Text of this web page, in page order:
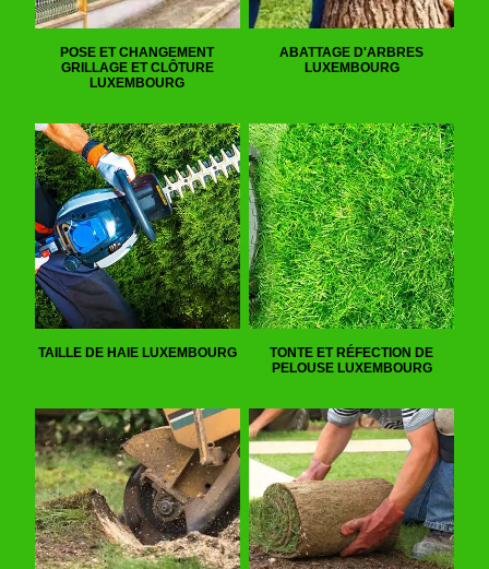
POSE ET CHANGEMENT
GRILLAGE ET CLÔTURE
LUXEMBOURG
ABATTAGE D'ARBRES
LUXEMBOURG
TAILLE DE HAIE LUXEMBOURG
TONTE ET RÉFECTION DE
PELOUSE LUXEMBOURG